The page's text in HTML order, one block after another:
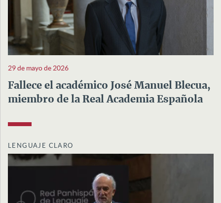
29 de mayo de 2026
Fallece el académico José Manuel Blecua,
miembro de la Real Academia Española
LENGUAJE CLARO